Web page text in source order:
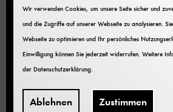
Wir verwenden Cookies, um unsere Seite sicher und
und die Zugriffe auf unserer Webseite zu analysieren.
Webseite zu optimieren und Ihr persönliches
Einwilligung können Sie jederzeit widerrufen. Weitere
derDatenschutzerklärung.
Ablehnen Zustimmen